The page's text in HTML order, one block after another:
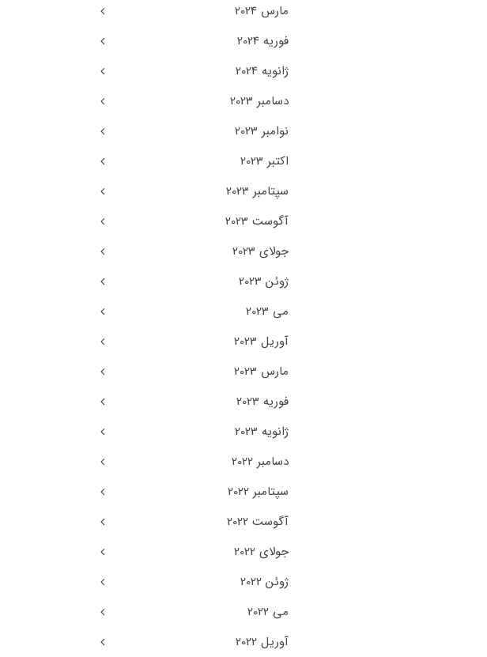
مارس 2024
فوریه 2024
ژانویه 2024
دسامبر 2023
نوامبر 2023
اکتبر 2023
سپتامبر 2023
آگوست 2023
جولای 2023
ژوئن 2023
می 2023
آوریل 2023
مارس 2023
فوریه 2023
ژانویه 2023
دسامبر 2022
سپتامبر 2022
آگوست 2022
جولای 2022
ژوئن 2022
می 2022
آوریل 2022